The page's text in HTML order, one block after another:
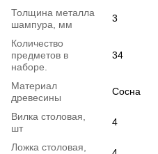
Толщина металла
шампура, мм
3
Количество
предметов в
наборе.
34
Материал
древесины
Сосна
Вилка столовая,
шт
4
Ложка столовая,